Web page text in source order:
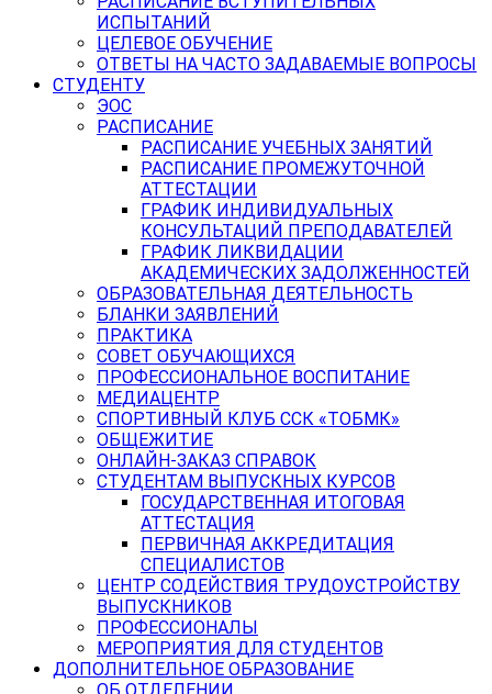
ИСПЫТАНИЙ
ЦЕЛЕВОЕ ОБУЧЕНИЕ
ОТВЕТЫ НА ЧАСТО ЗАДАВАЕМЫЕ ВОПРОСЫ
СТУДЕНТУ
ЭОС
РАСПИСАНИЕ
РАСПИСАНИЕ УЧЕБНЫХ ЗАНЯТИЙ
РАСПИСАНИЕ ПРОМЕЖУТОЧНОЙ
АТТЕСТАЦИИ
ГРАФИК ИНДИВИДУАЛЬНЫХ
КОНСУЛЬТАЦИЙ ПРЕПОДАВАТЕЛЕЙ
ГРАФИК ЛИКВИДАЦИИ
АКАДЕМИЧЕСКИХ ЗАДОЛЖЕННОСТЕЙ
ОБРАЗОВАТЕЛЬНАЯ ДЕЯТЕЛЬНОСТЬ
БЛАНКИ ЗАЯВЛЕНИЙ
ПРАКТИКА
СОВЕТ ОБУЧАЮЩИХСЯ
ПРОФЕССИОНАЛЬНОЕ ВОСПИТАНИЕ
МЕДИАЦЕНТР
СПОРТИВНЫЙ КЛУБ ССК «ТОБМК»
ОБЩЕЖИТИЕ
ОНЛАЙН-ЗАКАЗ СПРАВОК
СТУДЕНТАМ ВЫПУСКНЫХ КУРСОВ
ГОСУДАРСТВЕННАЯ ИТОГОВАЯ
АТТЕСТАЦИЯ
ПЕРВИЧНАЯ АККРЕДИТАЦИЯ
СПЕЦИАЛИСТОВ
ЦЕНТР СОДЕЙСТВИЯ ТРУДОУСТРОЙСТВУ
ВЫПУСКНИКОВ
ПРОФЕССИОНАЛЫ
МЕРОПРИЯТИЯ ДЛЯ СТУДЕНТОВ
ДОПОЛНИТЕЛЬНОЕ ОБРАЗОВАНИЕ